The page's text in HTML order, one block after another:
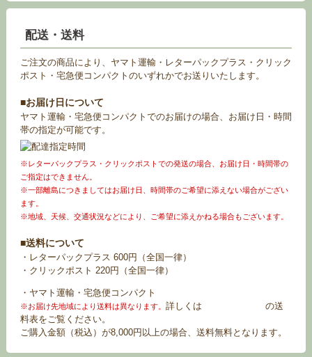
配送・送料
ご注文の商品により、ヤマト運輸・レターパックプラス・クリック
ポスト・宅急便コンパクトのいずれかでお送りいたします。
■お届け日について
ヤマト運輸・宅急便コンパクトでのお届けの場合、お届け日・時間
帯の指定が可能です。
※レターパックプラス・クリックポストでの発送の場合、お届け日・時間帯の
ご指定はできません。
※一部離島につきましてはお届け日、時間帯のご希望に添えない場合がござい
ます。
※地域、天候、交通状況などにより、ご希望に添えかねる場合もございます。
■送料について
・レターパックプラス 600円（全国一律）
・クリックポスト 220円（全国一律）
・ヤマト運輸・宅急便コンパクト
※お届け先地域により送料は異なります。 詳しくは
の送
料表をご覧ください。
ご購入金額（税込）が8,000円以上の場合、送料無料となります。